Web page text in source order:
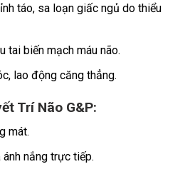
táo, sa loạn giấc ngủ do thiểu
tai biến mạch máu não.
lao động căng thẳng.
Trí Não G&P:
mát.
nắng trực tiếp.